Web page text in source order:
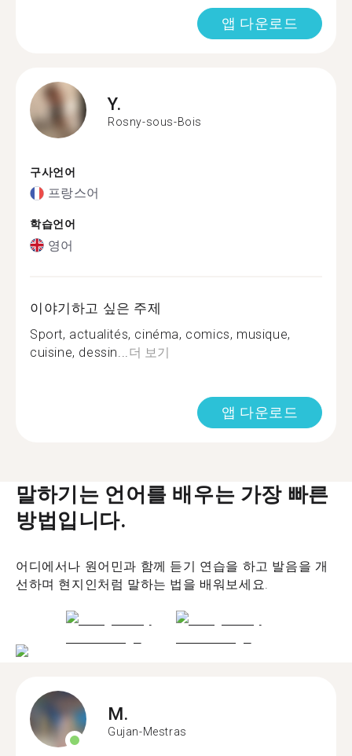
앱 다운로드
Y.
Rosny-sous-Bois
구사언어
프랑스어
학습언어
영어
이야기하고 싶은 주제
Sport, actualités, cinéma, comics, musique,
cuisine, dessin... 더 보기
앱 다운로드
말하기는 언어를 배우는 가장 빠른
방법입니다.
어디에서나 원어민과 함께 듣기 연습을 하고 발음을 개
선하며 현지인처럼 말하는 법을 배워보세요.
M.
Gujan-Mestras